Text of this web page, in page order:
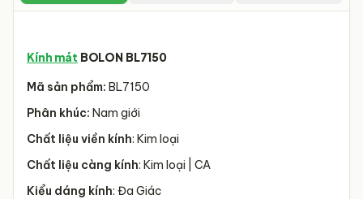
Kính mát BOLON BL7150
Mã sản phẩm: BL7150
Phân khúc: Nam giới
Chất liệu viền kính: Kim loại
Chất liệu càng kính: Kim loại | CA
Kiểu dáng kính: Đa Giác